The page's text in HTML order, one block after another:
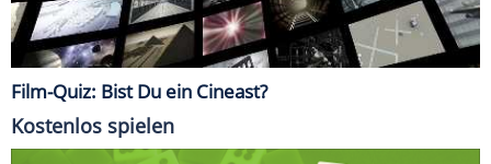
Film-Quiz: Bist Du ein Cineast?
Kostenlos spielen